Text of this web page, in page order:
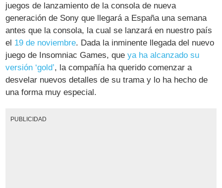
juegos de lanzamiento de la consola de nueva
generación de Sony que llegará a España una semana
antes que la consola, la cual se lanzará en nuestro país
el 19 de noviembre. Dada la inminente llegada del nuevo
juego de Insomniac Games, queya ha alcanzado su
versión ‘gold’, la compañía ha querido comenzar a
desvelar nuevos detalles de su trama y lo ha hecho de
una forma muy especial.
PUBLICIDAD